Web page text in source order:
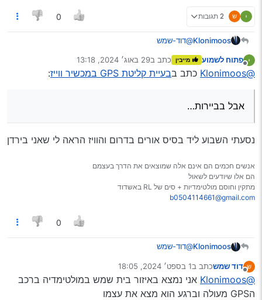
2 תגובות 0
Klonimoos@דוד-שמש
מכשיר תקין במקום פתוח, אמור לעבוד חלק בלי עזרה,
אם הוא צריך עזרה קבועה יש לו בעיה!
אגב, באיזה אזור אתה נמצא? יש מקומות שיש שם שיבוש
לשכן שלך עובד חלק?
פתוח לשמוע מייבין כתב ב29 באוג׳ 2024, 13:18
נערך לאחרונה על ידי
@Klonimoos כתב בבעיית קליטת GPS במכשיר ווייז :
אבל בביירות…
נסעתי השבוע ליד בסיס אורים בדרום והוויז הראה לי שאני בירדן
אנשים חכמים הם אינם אלה שמוצאים את הדרך בעצמם
הם אלו שיודעים לשאול
מתקין וחוסם מולטימדיות + סים של RL באשדוד
b0504114661@gmail.com
0
Klonimoos@דוד-שמש
מכשיר תקין במקום פתוח, אמור לעבוד חלק בלי עזרה,
אם הוא צריך עזרה קבועה יש לו בעיה!
הכבה פעמים זה בעיה מכנית ולא טכנית, וזה צריך
מנותק
דוד שמשכתב ב1 בספט׳ 2024, 18:05
נערך לאחרונה על ידי
@Klonimoos
אני נמצא באיזור בית שמש במולטימדיה ברכב
הGPS מעולה וברגע הוא מצא את עצמו